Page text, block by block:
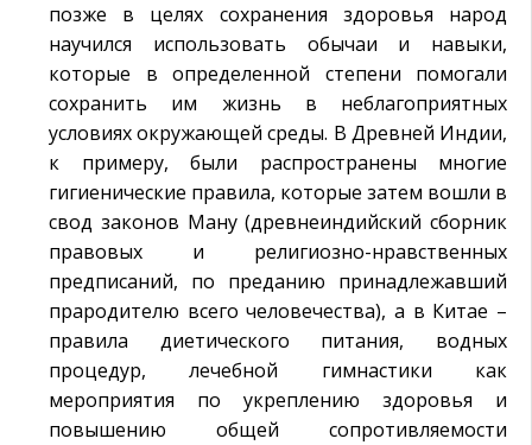
позже в целях сохранения здоровья народ
научился использовать обычаи и навыки,
которые в определенной степени помогали
сохранить им жизнь в неблагоприятных
условиях окружающей среды. В Древней Индии,
к примеру, были распространены многие
гигиенические правила, которые затем вошли в
свод законов Ману (древнеиндийский сборник
правовых и религиозно-нравственных
предписаний, по преданию принадлежавший
прародителю всего человечества), а в Китае –
правила диетического питания, водных
процедур, лечебной гимнастики как
мероприятия по укреплению здоровья и
повышению общей сопротивляемости